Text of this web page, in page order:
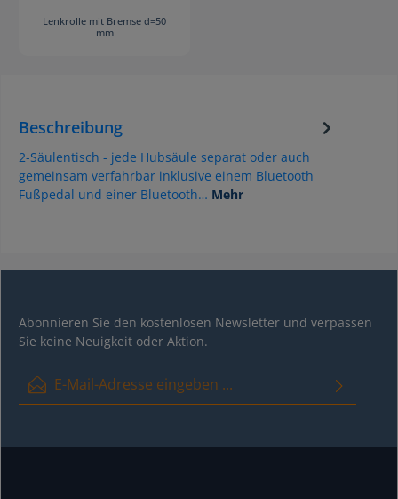
Lenkrolle mit Bremse d=50
mm
Beschreibung
2-Säulentisch - jede Hubsäule separat oder auch
gemeinsam verfahrbar inklusive einem Bluetooth
Fußpedal und einer Bluetooth… Mehr
Abonnieren Sie den kostenlosen Newsletter und verpassen
Sie keine Neuigkeit oder Aktion.
E-Mail-Adresse*